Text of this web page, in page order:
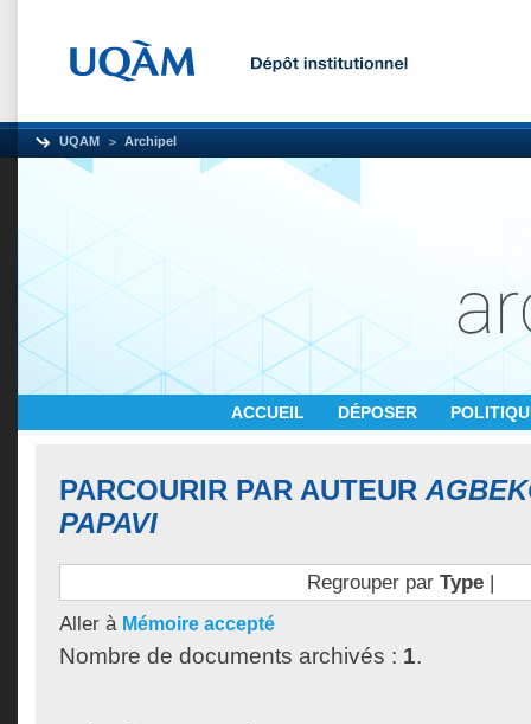
UQAM Archipel
ACCUEIL DÉPOSER
PARCOURIR PAR AUTEUR
PAPAVI
Regrouper par Type|
Aller à Mémoire accepté
Nombre de documents archivés : 1.